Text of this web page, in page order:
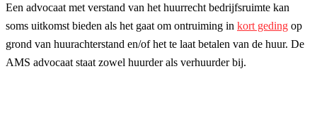
Een advocaat met verstand van het huurrecht bedrijfsruimte kan
soms uitkomst bieden als het gaat om ontruiming in kort geding op
grond van huurachterstand en/of het te laat betalen van de huur. De
AMS advocaat staat zowel huurder als verhuurder bij.